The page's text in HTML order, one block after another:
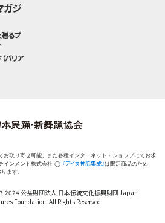
ガジ
るプ
バリア
取り寄せ可能、また各種インターネット・ショップにてお求
インメント株式会社 ◯ 『アイヌ神話集成』は限定商品のため、
ます。
公益財団法人 日本伝統文化振興財団 Japan
Foundation. All Rights Reserved.